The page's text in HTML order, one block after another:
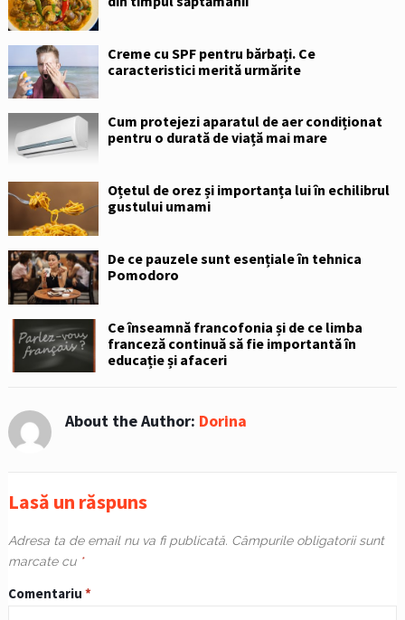
Creme cu SPF pentru bărbați. Ce
caracteristici merită urmărite
Cum protejezi aparatul de aer condiționat
pentru o durată de viață mai mare
Oțetul de orez și importanța lui în echilibrul
gustului umami
De ce pauzele sunt esențiale în tehnica
Pomodoro
Ce înseamnă francofonia și de ce limba
franceză continuă să fie importantă în
educație și afaceri
About the Author: Dorina
Lasă un răspuns
Adresa ta de email nu va fi publicată. Câmpurile obligatorii sunt
marcate cu *
Comentariu *